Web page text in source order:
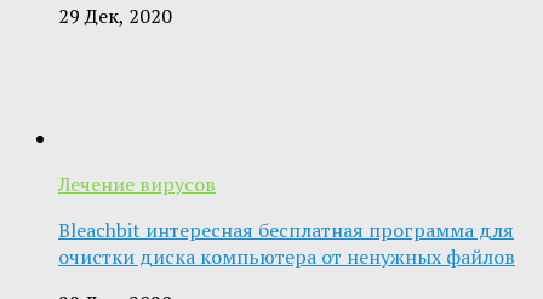
29 Дек, 2020
Лечение вирусов
Bleachbit интересная бесплатная программа для
очистки диска компьютера от ненужных файлов